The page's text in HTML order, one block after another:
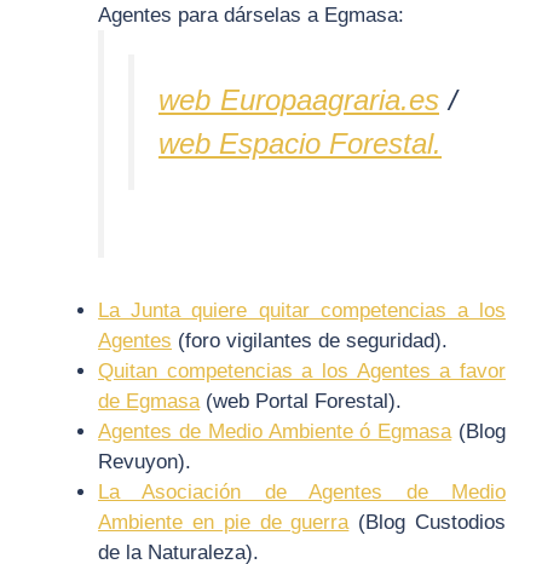
Agentes para dárselas a Egmasa:
web Europaagraria.es /
web Espacio Forestal.
La Junta quiere quitar competencias a los
Agentes (foro vigilantes de seguridad).
Quitan competencias a los Agentes a favor
de Egmasa(web Portal Forestal).
Agentes de Medio Ambiente ó Egmasa(Blog
Revuyon).
La Asociación de Agentes de Medio
Ambiente en pie de guerra(Blog Custodios
de la Naturaleza).